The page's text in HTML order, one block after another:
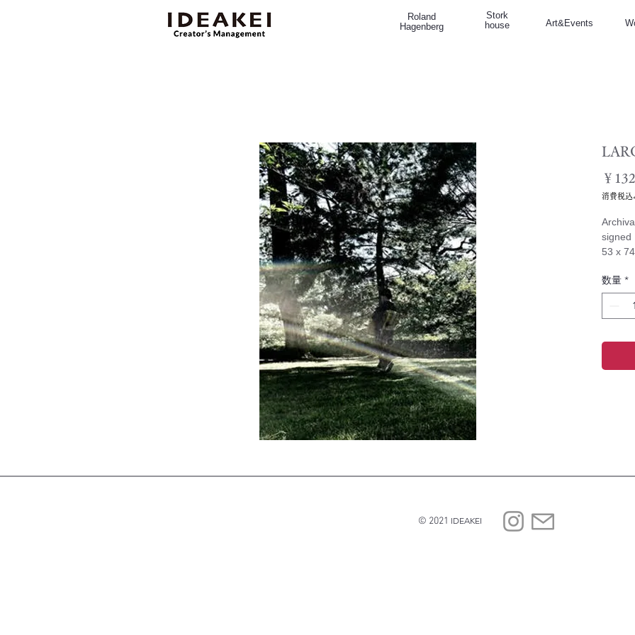
Roland
Hagenberg
Stork
house
Art&Events
￥
消費税込
signed
53 x
数量 *
© 2021 IDEAKEI